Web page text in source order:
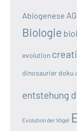
Abiogenese
Biologie
evolution
dinosaurier doku
entstehung
Evolution der Vögel